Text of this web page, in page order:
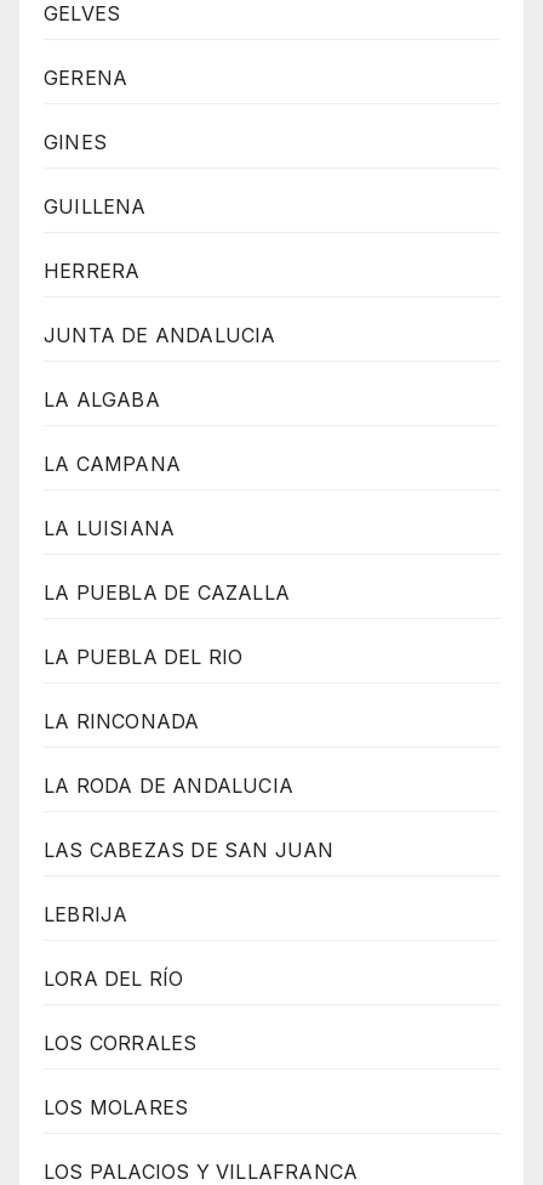
GELVES
GERENA
GINES
GUILLENA
HERRERA
JUNTA DE ANDALUCIA
LA ALGABA
LA CAMPANA
LA LUISIANA
LA PUEBLA DE CAZALLA
LA PUEBLA DEL RIO
LA RINCONADA
LA RODA DE ANDALUCIA
LAS CABEZAS DE SAN JUAN
LEBRIJA
LORA DEL RÍO
LOS CORRALES
LOS MOLARES
LOS PALACIOS Y VILLAFRANCA